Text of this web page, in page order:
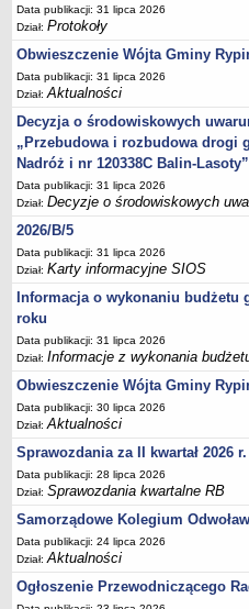
Urząd gminy
Jednostki organizacyjne,
Jednostki pomocnicze - sołectwa
Plan pracy komisji rewizyjnej
Sesje Rady Gminy Rypin
PRAWO LOKALNE
Statut
Strategia rozwoju
Uchwały
Projekty uchwał
Protokoły
Imienne wykazy głosowań
Postać dokumentów
Akty Prawne, Dzienniki Ustaw,
Prawo miejscowe
Zarządzenia
Studium uwarunkowań i
przestrzennego
Dane przestrzenne - MPZP
Stałe obwody głosowania,
obwodowych komisji
Plan ogólny gminy Rypin
Data publikacji: 31 lipca 2026
Dział:Protokoły
Obwieszczenie Wójta Gminy
Data publikacji: 31 lipca 2026
Dział:Aktualności
Decyzja o środowiskowych
„Przebudowa i rozbudowa drogi
Nadróż i nr 120338C Balin-Lasoty”
Data publikacji: 31 lipca 2026
Dział:Decyzje o środowiskowych
2026/B/5
Data publikacji: 31 lipca 2026
Dział:Karty informacyjne SIOS
Informacja o wykonaniu budżetu
roku
Data publikacji: 31 lipca 2026
Dział:Informacje z wykonania
Obwieszczenie Wójta Gminy
Data publikacji: 30 lipca 2026
Dział:Aktualności
Sprawozdania za II kwartał 2026 r.
Data publikacji: 28 lipca 2026
Dział:Sprawozdania kwartalne RB
Samorządowe Kolegium
Data publikacji: 24 lipca 2026
Dział:Aktualności
Ogłoszenie Przewodniczącego